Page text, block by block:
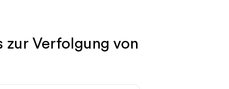
zur Verfolgung von